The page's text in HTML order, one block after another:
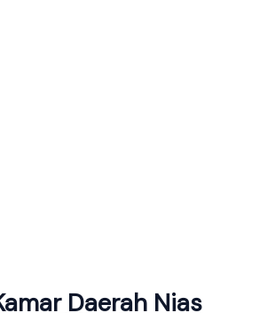
Daerah Nias